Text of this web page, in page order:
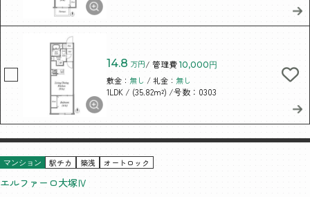
14.8 万円/ 管理費 10,000円
敷金： 無し / 礼金： 無し
1LDK / (35.82m²) /号数：0303
マンション 駅チカ 築浅 オートロック
エルファーロ大塚Ⅳ